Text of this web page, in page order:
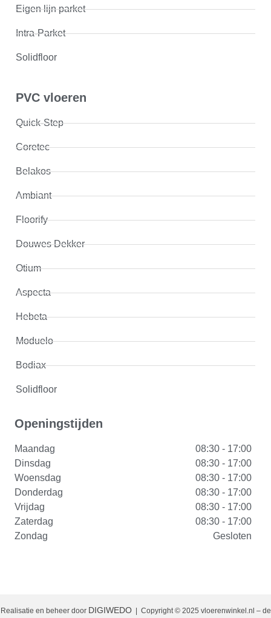
Eigen lijn parket
Intra-Parket
Solidfloor
PVC vloeren
Quick-Step
Coretec
Belakos
Ambiant
Floorify
Douwes Dekker
Otium
Aspecta
Hebeta
Moduelo
Bodiax
Solidfloor
Openingstijden
Maandag
08:30 - 17:00
Dinsdag
08:30 - 17:00
Woensdag
08:30 - 17:00
Donderdag
08:30 - 17:00
Vrijdag
08:30 - 17:00
Zaterdag
08:30 - 17:00
Zondag
Gesloten
Realisatie en beheer door DIGIWEDO| Copyright © 2025 vloerenwinkel.nl – de